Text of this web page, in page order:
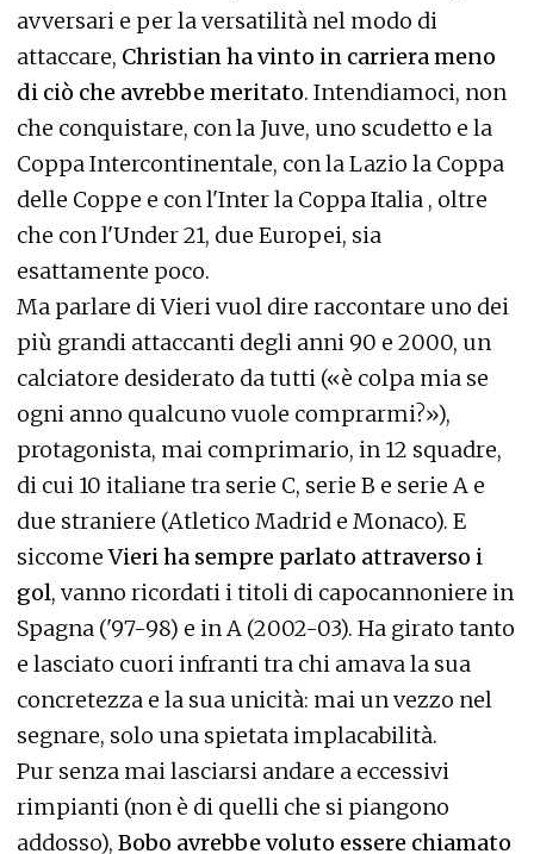
avversari e per la versatilità nel modo di
attaccare, Christian ha vinto in carriera meno
di ciò che avrebbe meritato. Intendiamoci, non
che conquistare, con la Juve, uno scudetto e la
Coppa Intercontinentale, con la Lazio la Coppa
delle Coppe e con l'Inter la Coppa Italia , oltre
che con l'Under 21, due Europei, sia
esattamente poco.
Ma parlare di Vieri vuol dire raccontare uno dei
più grandi attaccanti degli anni 90 e 2000, un
calciatore desiderato da tutti («è colpa mia se
ogni anno qualcuno vuole comprarmi?»),
protagonista, mai comprimario, in 12 squadre,
di cui 10 italiane tra serie C, serie B e serie A e
due straniere (Atletico Madrid e Monaco). E
siccomeVieri ha sempre parlato attraverso i
gol, vanno ricordati i titoli di capocannoniere in
Spagna ('97-98) e in A (2002-03). Ha girato tanto
e lasciato cuori infranti tra chi amava la sua
concretezza e la sua unicità: mai un vezzo nel
segnare, solo una spietata implacabilità.
Pur senza mai lasciarsi andare a eccessivi
rimpianti (non è di quelli che si piangono
addosso), Bobo avrebbe voluto essere chiamato